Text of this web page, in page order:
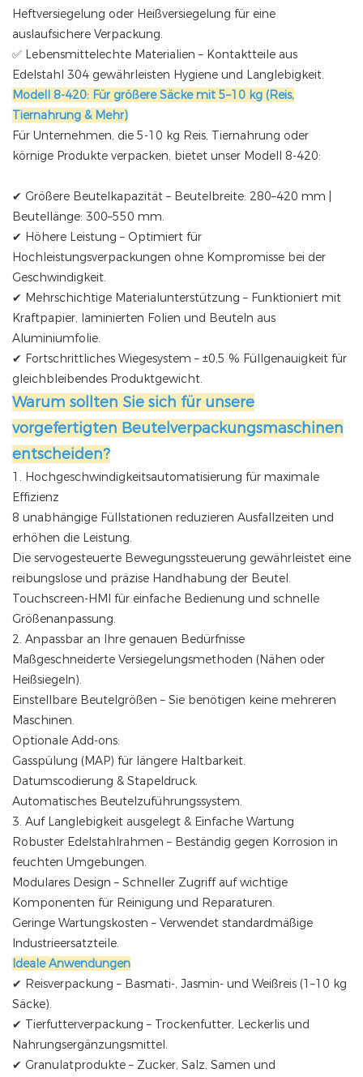
Heftversiegelung oder Heißversiegelung für eine
auslaufsichere Verpackung.
✅ Lebensmittelechte Materialien – Kontaktteile aus
Edelstahl 304 gewährleisten Hygiene und Langlebigkeit.
Modell 8-420: Für größere Säcke mit 5–10 kg (Reis,
Tiernahrung & Mehr)
Für Unternehmen, die 5-10 kg Reis, Tiernahrung oder
körnige Produkte verpacken, bietet unser Modell 8-420:
✔ Größere Beutelkapazität – Beutelbreite: 280–420 mm |
Beutellänge: 300–550 mm.
✔ Höhere Leistung – Optimiert für
Hochleistungsverpackungen ohne Kompromisse bei der
Geschwindigkeit.
✔ Mehrschichtige Materialunterstützung – Funktioniert mit
Kraftpapier, laminierten Folien und Beuteln aus
Aluminiumfolie.
✔ Fortschrittliches Wiegesystem – ±0,5 % Füllgenauigkeit für
gleichbleibendes Produktgewicht.
Warum sollten Sie sich für unsere
vorgefertigten Beutelverpackungsmaschinen
entscheiden?
1. Hochgeschwindigkeitsautomatisierung für maximale
Effizienz
8 unabhängige Füllstationen reduzieren Ausfallzeiten und
erhöhen die Leistung.
Die servogesteuerte Bewegungssteuerung gewährleistet eine
reibungslose und präzise Handhabung der Beutel.
Touchscreen-HMI für einfache Bedienung und schnelle
Größenanpassung.
2. Anpassbar an Ihre genauen Bedürfnisse
Maßgeschneiderte Versiegelungsmethoden (Nähen oder
Heißsiegeln).
Einstellbare Beutelgrößen – Sie benötigen keine mehreren
Maschinen.
Optionale Add-ons:
Gasspülung (MAP) für längere Haltbarkeit.
Datumscodierung & Stapeldruck.
Automatisches Beutelzuführungssystem.
3. Auf Langlebigkeit ausgelegt & Einfache Wartung
Robuster Edelstahlrahmen – Beständig gegen Korrosion in
feuchten Umgebungen.
Modulares Design – Schneller Zugriff auf wichtige
Komponenten für Reinigung und Reparaturen.
Geringe Wartungskosten – Verwendet standardmäßige
Industrieersatzteile.
Ideale Anwendungen
✔ Reisverpackung – Basmati-, Jasmin- und Weißreis (1–10 kg
Säcke).
✔ Tierfutterverpackung – Trockenfutter, Leckerlis und
Nahrungsergänzungsmittel.
✔ Granulatprodukte – Zucker, Salz, Samen und